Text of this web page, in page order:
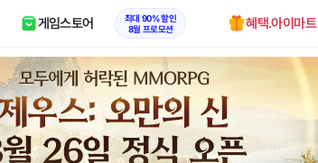
게임스토어
최대 90% 할인
8월 프로모션
혜택.아이마트